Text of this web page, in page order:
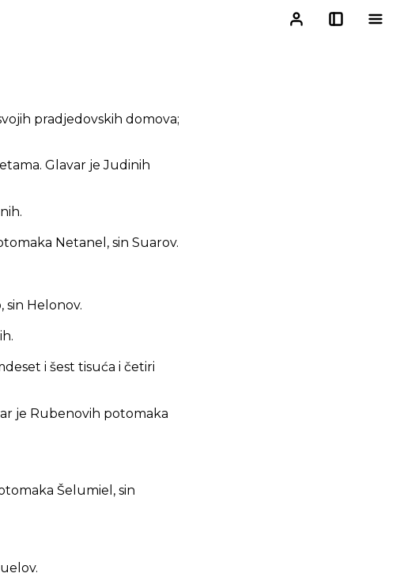
pradjedovskih domova;
Glavar je Judinih
Netanel, sin Suarov.
Helonov.
i šest tisuća i četiri
je Rubenovih potomaka
Šelumiel, sin